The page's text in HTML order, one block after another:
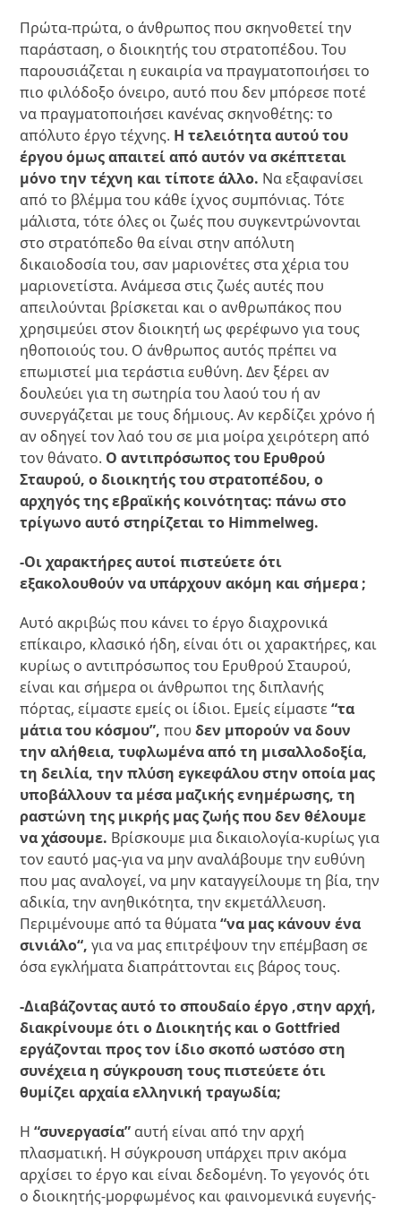
Πρώτα-πρώτα, ο άνθρωπος που σκηνοθετεί την
παράσταση, ο διοικητής του στρατοπέδου. Του
παρουσιάζεται η ευκαιρία να πραγματοποιήσει το
πιο φιλόδοξο όνειρο, αυτό που δεν μπόρεσε ποτέ
να πραγματοποιήσει κανένας σκηνοθέτης: το
απόλυτο έργο τέχνης. Η τελειότητα αυτού του
έργου όμως απαιτεί από αυτόν να σκέπτεται
μόνο την τέχνη και τίποτε άλλο. Να εξαφανίσει
από το βλέμμα του κάθε ίχνος συμπόνιας. Τότε
μάλιστα, τότε όλες οι ζωές που συγκεντρώνονται
στο στρατόπεδο θα είναι στην απόλυτη
δικαιοδοσία του, σαν μαριονέτες στα χέρια του
μαριονετίστα. Ανάμεσα στις ζωές αυτές που
απειλούνται βρίσκεται και ο ανθρωπάκος που
χρησιμεύει στον διοικητή ως φερέφωνο για τους
ηθοποιούς του. Ο άνθρωπος αυτός πρέπει να
επωμιστεί μια τεράστια ευθύνη. Δεν ξέρει αν
δουλεύει για τη σωτηρία του λαού του ή αν
συνεργάζεται με τους δήμιους. Αν κερδίζει χρόνο ή
αν οδηγεί τον λαό του σε μια μοίρα χειρότερη από
τον θάνατο. Ο αντιπρόσωπος του Ερυθρού
Σταυρού, ο διοικητής του στρατοπέδου, ο
αρχηγός της εβραϊκής κοινότητας: πάνω στο
τρίγωνο αυτό στηρίζεται το Himmelweg.
-Οι χαρακτήρες αυτοί πιστεύετε ότι
εξακολουθούν να υπάρχουν ακόμη και σήμερα ;
Αυτό ακριβώς που κάνει το έργο διαχρονικά
επίκαιρο, κλασικό ήδη, είναι ότι οι χαρακτήρες, και
κυρίως ο αντιπρόσωπος του Ερυθρού Σταυρού,
είναι και σήμερα οι άνθρωποι της διπλανής
πόρτας, είμαστε εμείς οι ίδιοι. Εμείς είμαστε “τα
μάτια του κόσμου”, πουδεν μπορούν να δουν
την αλήθεια, τυφλωμένα από τη μισαλλοδοξία,
τη δειλία, την πλύση εγκεφάλου στην οποία μας
υποβάλλουν τα μέσα μαζικής ενημέρωσης, τη
ραστώνη της μικρής μας ζωής που δεν θέλουμε
να χάσουμε. Βρίσκουμε μια δικαιολογία-κυρίως για
τον εαυτό μας-για να μην αναλάβουμε την ευθύνη
που μας αναλογεί, να μην καταγγείλουμε τη βία, την
αδικία, την ανηθικότητα, την εκμετάλλευση.
Περιμένουμε από τα θύματα“να μας κάνουν ένα
σινιάλο“, για να μας επιτρέψουν την επέμβαση σε
όσα εγκλήματα διαπράττονται εις βάρος τους.
-Διαβάζοντας αυτό το σπουδαίο έργο ,στην αρχή,
διακρίνουμε ότι ο Διοικητής και ο Gottfried
εργάζονται προς τον ίδιο σκοπό ωστόσο στη
συνέχεια η σύγκρουση τους πιστεύετε ότι
θυμίζει αρχαία ελληνική τραγωδία;
Η“συνεργασία” αυτή είναι από την αρχή
πλασματική. Η σύγκρουση υπάρχει πριν ακόμα
αρχίσει το έργο και είναι δεδομένη. Το γεγονός ότι
ο διοικητής-μορφωμένος και φαινομενικά ευγενής-